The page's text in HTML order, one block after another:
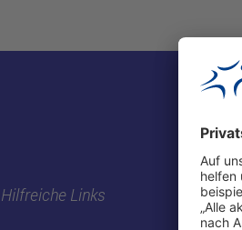
Hilfreiche Links